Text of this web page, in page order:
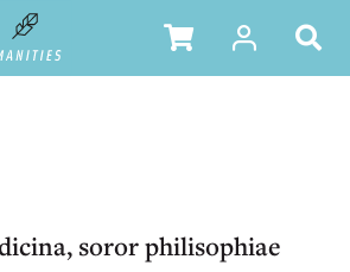
INHALTSVERZEICHNIS
soror philisophiae